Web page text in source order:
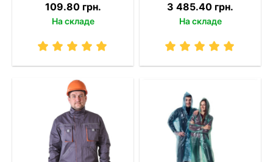
109.80 грн.
На складе
3 485.40 грн.
На складе